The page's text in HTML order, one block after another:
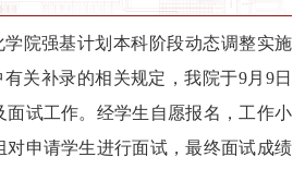
院强基计划本科阶段动态调整实施
关补录的相关规定，我院于9月9日
面试工作。经学生自愿报名，工作小
对申请学生进行面试，最终面试成绩